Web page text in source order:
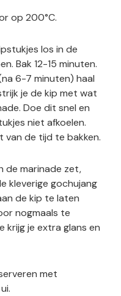
op 200°C.
los in de
Bak 12-15 minuten.
6-7 minuten) haal
je de kip met wat
Doe dit snel en
niet afkoelen.
van de tijd te bakken.
de marinade zet,
kleverige gochujang
de kip te laten
nogmaals te
krijg je extra glans en
met